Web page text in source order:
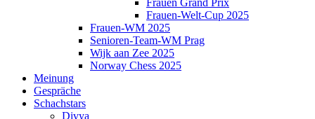
Frauen Grand Prix
Frauen-Welt-Cup 2025
Frauen-WM 2025
Senioren-Team-WM Prag
Wijk aan Zee 2025
Norway Chess 2025
Meinung
Gespräche
Schachstars
Divya